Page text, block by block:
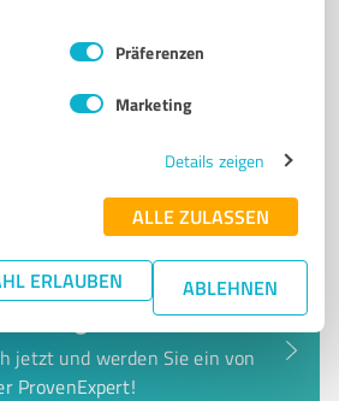
Präferenzen
Marketing
Details zeigen
ALLE ZULASSEN
ERLAUBEN ABLEHNEN
hier gelistet werden?
jetzt und werden Sie ein von
ProvenExpert!